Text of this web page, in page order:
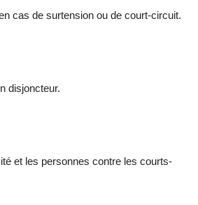
cas de surtension ou de court-circuit.
disjoncteur.
et les personnes contre les courts-